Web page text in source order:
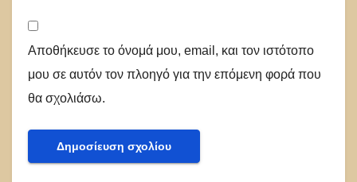
Αποθήκευσε το όνομά μου, email, και τον ιστότοπο
μου σε αυτόν τον πλοηγό για την επόμενη φορά που
θα σχολιάσω.